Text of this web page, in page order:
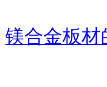
镁合金板材